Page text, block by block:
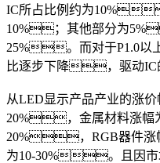
IC所占比例约为
10%；其他部分为
25%。而对于P1.0以
比逐步下降，驱动IC
从LED显示产品产业的涨
20%，金属材料涨幅
20%，RGB器件
为10-30%。且因